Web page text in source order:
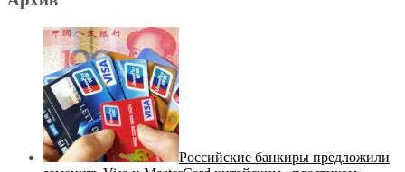
Российские банкиры предложили